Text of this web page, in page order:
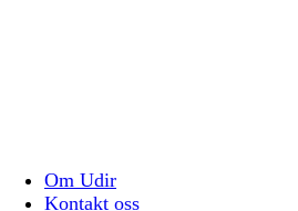
Om Udir
Kontakt oss